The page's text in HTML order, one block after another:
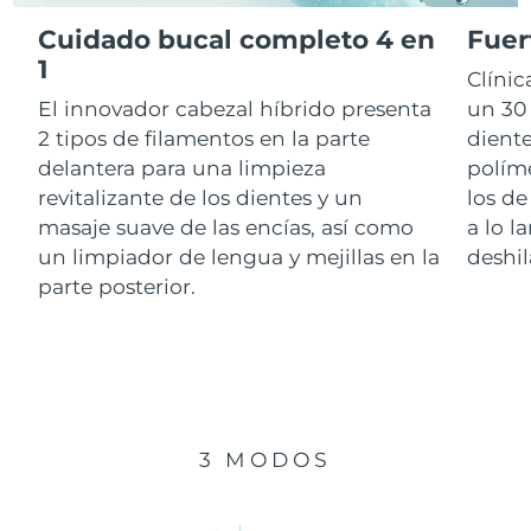
Cuidado bucal completo 4 en
1
El innovador cabezal híbrido presenta
2 tipos de filamentos en la parte
delantera para una limpieza
revitalizante de los dientes y un
masaje suave de las encías, así como
un limpiador de lengua y mejillas en la
parte posterior.
un
los
a lo
3 MODOS
RAE de Macao
(China)
Malasia Entrega prevista 8/13/26
Malta Entrega prevista 8/10/26
México Entrega prevista 8/14/26
Mónaco
Entrega prevista